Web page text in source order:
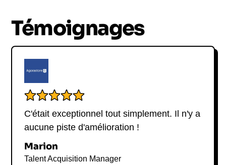
italienne passionnée lors de sa conférence
exceptionnelle.
Témoignages
C'était exceptionnel tout simplement. Il n'y a
aucune piste d'amélioration !
Marion
Talent Acquisition Manager